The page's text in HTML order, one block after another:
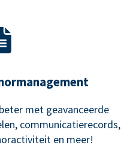
met geavanceerde
communicatierecords,
en meer!